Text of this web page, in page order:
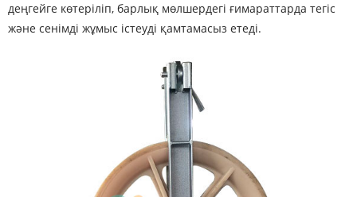
деңгейге көтеріліп, барлық мөлшердегі ғимараттарда тегіс
және сенімді жұмыс істеуді қамтамасыз етеді.